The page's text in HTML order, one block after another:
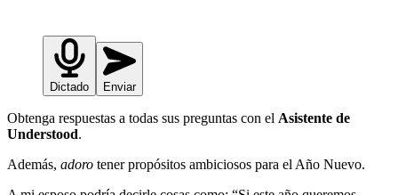
Dictado Enviar
Obtenga respuestas a todas sus preguntas con el Asistente de
Understood.
Además, adoro tener propósitos ambiciosos para el Año Nuevo.